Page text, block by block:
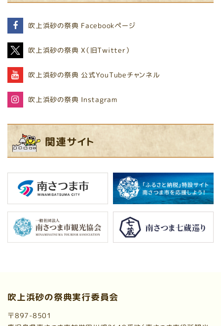
吹上浜砂の祭典 Facebookページ
吹上浜砂の祭典 X（旧Twitter）
吹上浜砂の祭典 公式YouTubeチャンネル
吹上浜砂の祭典 Instagram
関連サイト
吹上浜砂の祭典実行委員会
〒897-8501